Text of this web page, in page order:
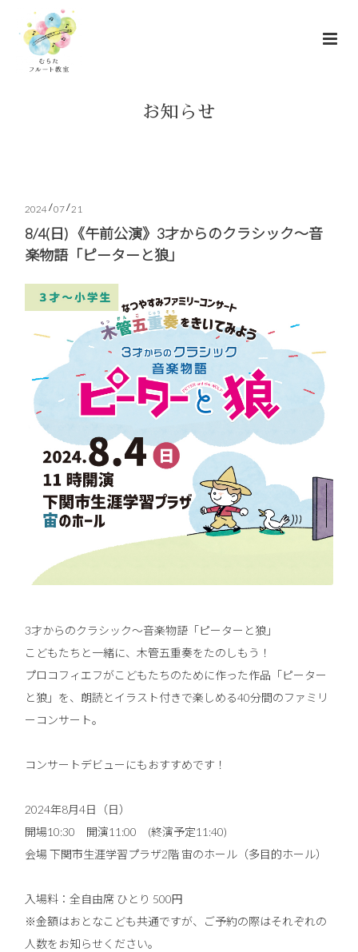
お知らせ
2024/07/21
8/4(日) 《午前公演》3才からのクラシック～音
楽物語「ピーターと狼」
3才からのクラシック～音楽物語「ピーターと狼」
こどもたちと一緒に、木管五重奏をたのしもう！
プロコフィエフがこどもたちのために作った作品「ピーター
と狼」を、朗読とイラスト付きで楽しめる40分間のファミリ
ーコンサート。
コンサートデビューにもおすすめです！
2024年8月4日（日）
開場10:30 開演11:00 (終演予定11:40)
会場 下関市生涯学習プラザ2階 宙のホール（多目的ホール）
入場料：全自由席 ひとり 500円
※金額はおとなこども共通ですが、ご予約の際はそれぞれの
人数をお知らせください。